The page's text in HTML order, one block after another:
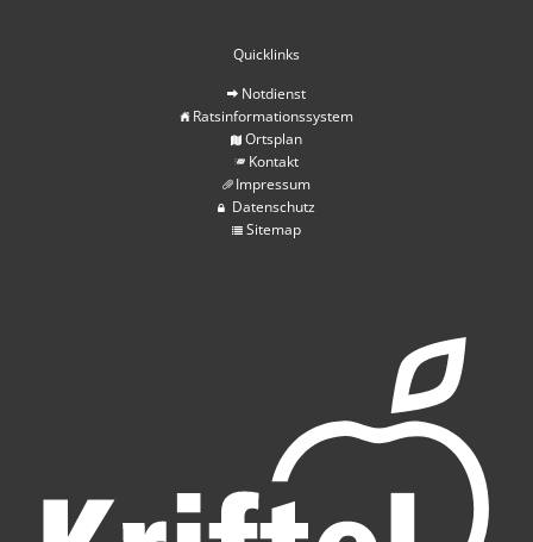
Quicklinks
Notdienst
Ratsinformationssystem
Ortsplan
Kontakt
Impressum
Datenschutz
Sitemap